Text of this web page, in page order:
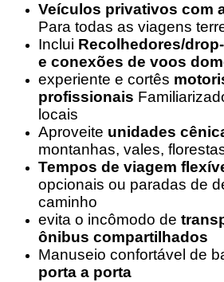
Veículos privativos com
Para todas as viagens
Inclui Recolhedores/
e conexões de voos
experiente e cortês
profissionais
locais
Aproveite unidades
montanhas, vales,
Tempos de viagem
opcionais ou paradas de
caminho
evita o incômodo de
ônibus compartilhados
Manuseio confortável de
porta a porta